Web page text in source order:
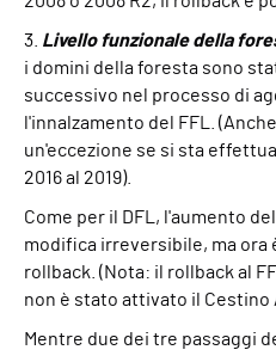
3. Livello funzionale della
i domini della foresta sono
successivo nel processo di
l'innalzamento del FFL.
un'eccezione se si sta
2016 al 2019).
Come per il DFL, l'aumento
modifica irreversibile, ma
rollback. (Nota: il rollback al
non è stato attivato il Cestino
Mentre due dei tre passaggi